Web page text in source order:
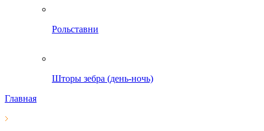
Рольставни
Шторы зебра (день-ночь)
Главная